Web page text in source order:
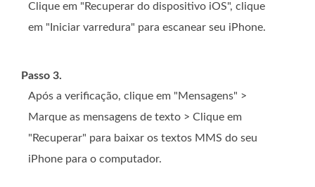
Clique em "Recuperar do dispositivo iOS", clique
em "Iniciar varredura" para escanear seu iPhone.
Passo 3.
Após a verificação, clique em "Mensagens" >
Marque as mensagens de texto > Clique em
"Recuperar" para baixar os textos MMS do seu
iPhone para o computador.